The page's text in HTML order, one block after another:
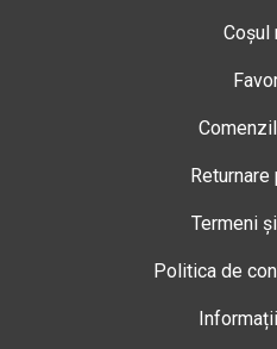
Coșul
Termeni
Politica de